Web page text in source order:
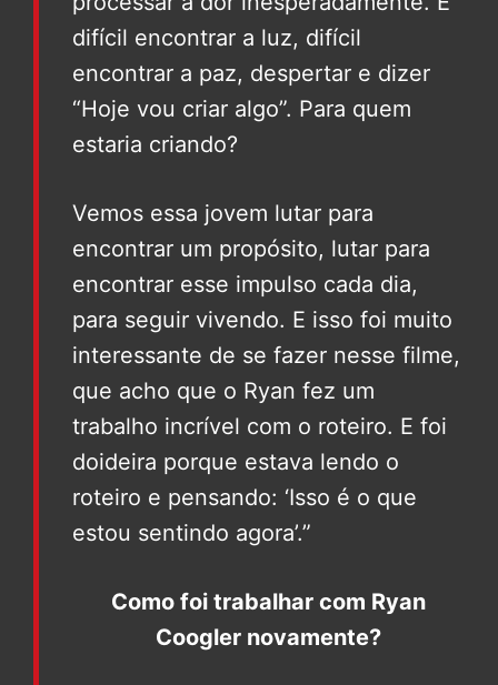
difícil encontrar a luz, difícil
encontrar a paz, despertar e dizer
“Hoje vou criar algo”. Para quem
estaria criando?
Vemos essa jovem lutar para
encontrar um propósito, lutar para
encontrar esse impulso cada dia,
para seguir vivendo. E isso foi muito
interessante de se fazer nesse filme,
que acho que o Ryan fez um
trabalho incrível com o roteiro. E foi
doideira porque estava lendo o
roteiro e pensando: ‘Isso é o que
estou sentindo agora’.”
Como foi trabalhar com Ryan
Coogler novamente?